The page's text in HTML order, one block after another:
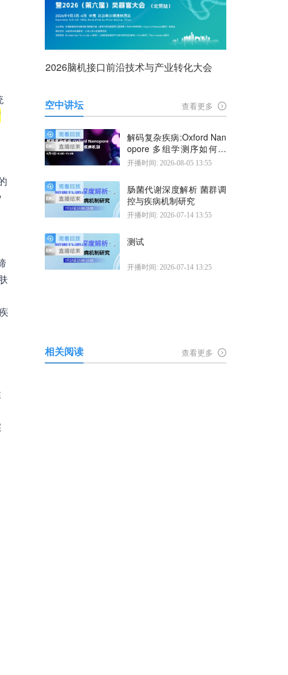
2026脑机接口前沿技术与产业转化大会
空中讲坛 查看更多
解码复杂疾病:Oxford Nan
opore 多组学测序如何揭
示疾病机制
开播时间: 2026-08-05 13:55
肠菌代谢深度解析 菌群调
控与疾病机制研究
开播时间: 2026-07-14 13:55
测试
开播时间: 2026-07-14 13:25
相关阅读 查看更多